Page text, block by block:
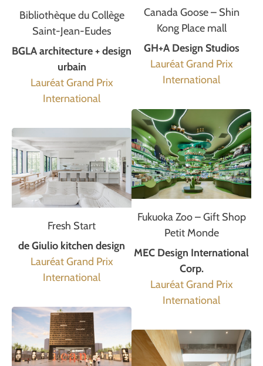
Bibliothèque du Collège
Saint-Jean-Eudes
BGLA architecture + design
urbain
Lauréat Grand Prix
International
Fresh Start
de Giulio kitchen design
Lauréat Grand Prix
International
Canada Goose – Shin
Kong Place mall
GH+A Design Studios
Lauréat Grand Prix
International
Fukuoka Zoo – Gift Shop
Petit Monde
MEC Design International
Corp.
Lauréat Grand Prix
International